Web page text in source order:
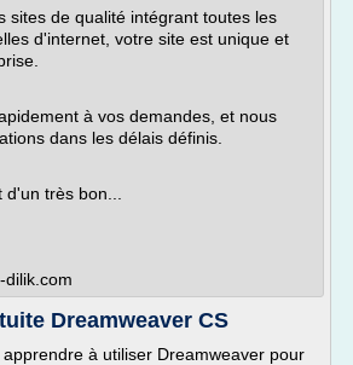
sites de qualité intégrant toutes les
d'internet, votre site est unique et
à vos demandes, et nous
dans les délais définis.
très bon...
dilik.com
Dreamweaver CS
à utiliser Dreamweaver pour